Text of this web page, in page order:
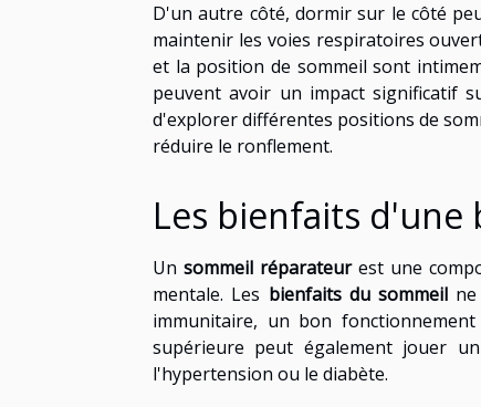
D'un autre côté, dormir sur le côté
maintenir les voies respiratoires
et la position de sommeil sont
peuvent avoir un impact significatif
d'explorer différentes positions de
réduire le ronflement.
Les bienfaits
Un sommeil réparateurest une
mentale. Les bienfaits du sommeil
immunitaire, un bon
supérieure peut également jouer
l'hypertension ou le diabète.